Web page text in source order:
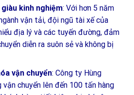
kinh nghiệm: Với hơn 5 năm
vận tải, đội ngũ tài xế của
địa lý và các tuyến đường, đảm
diễn ra suôn sẻ và không bị
vận chuyển: Công ty Hùng
vận chuyển lên đến 100 tấn hàng